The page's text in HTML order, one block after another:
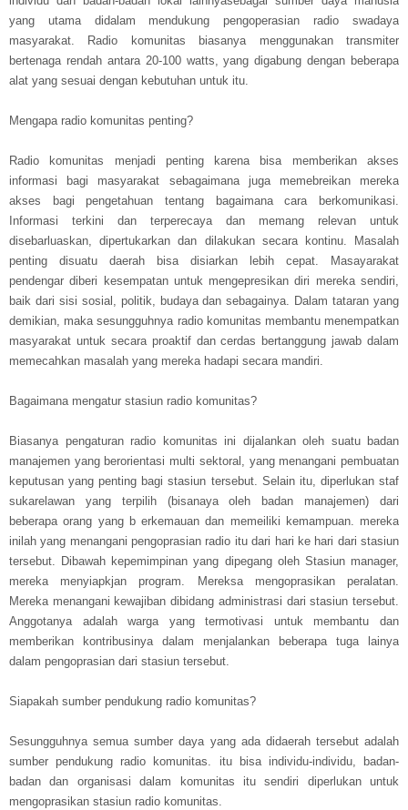
yang utama didalam mendukung pengoperasian radio swadaya
masyarakat. Radio komunitas biasanya menggunakan transmiter
bertenaga rendah antara 20-100 watts, yang digabung dengan beberapa
alat yang sesuai dengan kebutuhan untuk itu.
Mengapa radio komunitas penting?
Radio komunitas menjadi penting karena bisa memberikan akses
informasi bagi masyarakat sebagaimana juga memebreikan mereka
akses bagi pengetahuan tentang bagaimana cara berkomunikasi.
Informasi terkini dan terperecaya dan memang relevan untuk
disebarluaskan, dipertukarkan dan dilakukan secara kontinu. Masalah
penting disuatu daerah bisa disiarkan lebih cepat. Masayarakat
pendengar diberi kesempatan untuk mengepresikan diri mereka sendiri,
baik dari sisi sosial, politik, budaya dan sebagainya. Dalam tataran yang
demikian, maka sesungguhnya radio komunitas membantu menempatkan
masyarakat untuk secara proaktif dan cerdas bertanggung jawab dalam
memecahkan masalah yang mereka hadapi secara mandiri.
Bagaimana mengatur stasiun radio komunitas?
Biasanya pengaturan radio komunitas ini dijalankan oleh suatu badan
manajemen yang berorientasi multi sektoral, yang menangani pembuatan
keputusan yang penting bagi stasiun tersebut. Selain itu, diperlukan staf
sukarelawan yang terpilih (bisanaya oleh badan manajemen) dari
beberapa orang yang b erkemauan dan memeiliki kemampuan. mereka
inilah yang menangani pengoprasian radio itu dari hari ke hari dari stasiun
tersebut. Dibawah kepemimpinan yang dipegang oleh Stasiun manager,
mereka menyiapkjan program. Mereksa mengoprasikan peralatan.
Mereka menangani kewajiban dibidang administrasi dari stasiun tersebut.
Anggotanya adalah warga yang termotivasi untuk membantu dan
memberikan kontribusinya dalam menjalankan beberapa tuga lainya
dalam pengoprasian dari stasiun tersebut.
Siapakah sumber pendukung radio komunitas?
Sesungguhnya semua sumber daya yang ada didaerah tersebut adalah
sumber pendukung radio komunitas. itu bisa individu-individu, badan-
badan dan organisasi dalam komunitas itu sendiri diperlukan untuk
mengoprasikan stasiun radio komunitas.